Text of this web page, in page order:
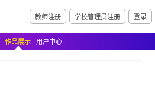
教师注册 学校管理员注册 登录
作品展示 用户中心